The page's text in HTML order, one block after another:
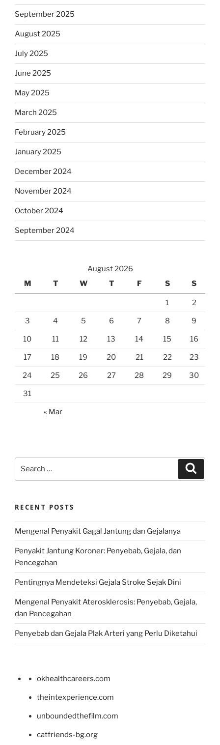
September 2025
August 2025
July 2025
June 2025
May 2025
March 2025
February 2025
January 2025
December 2024
November 2024
October 2024
September 2024
August 2026
M
T W T F S S
1 2
3 4 5 6 7 8 9
10 11 12 13 14 15 16
17 18 19 20 21 22 23
24 25 26 27 28 29 30
31
« Mar
RECENT POSTS
Mengenal Penyakit Gagal Jantung dan Gejalanya
Penyakit Jantung Koroner: Penyebab, Gejala, dan
Pencegahan
Pentingnya Mendeteksi Gejala Stroke Sejak Dini
Mengenal Penyakit Aterosklerosis: Penyebab, Gejala,
dan Pencegahan
Penyebab dan Gejala Plak Arteri yang Perlu Diketahui
okhealthcareers.com
theintexperience.com
unboundedthefilm.com
catfriends-bg.org